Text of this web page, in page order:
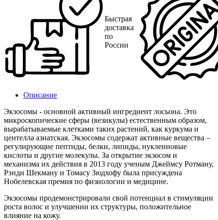
Быстрая
доставка
по
России
Описание
Экзосомы - основной активный ингредиент лосьона. Это
микроскопические сферы (везикулы) естественным образом,
вырабатываемые клетками таких растений, как куркума и
центелла азиатская. Экзосомы содержат активные вещества –
регулирующие пептиды, белки, липиды, нуклеиновые
кислоты и другие молекулы. За открытие экзосом и
механизма их действия в 2013 году ученым Джеймсу Ротману,
Рэнди Шекману и Томасу Зюдхофу была присуждена
Нобелевская премия по физиологии и медицине.
Экзосомы продемонстрировали свой потенциал в стимуляции
роста волос и улучшении их структуры, положительное
влияние на кожу.